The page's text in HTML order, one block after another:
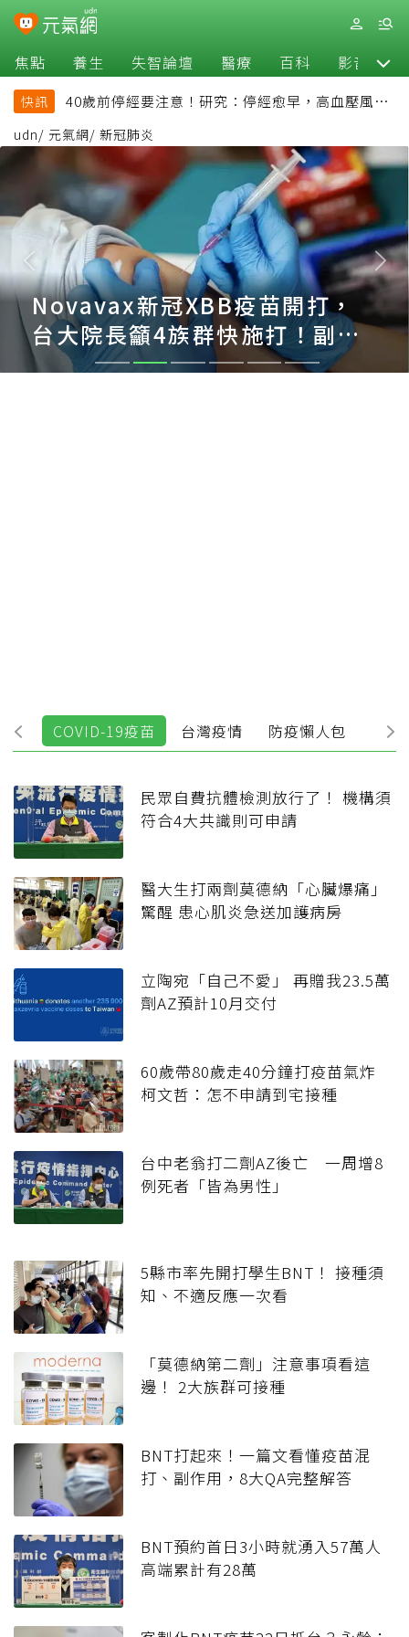
焦點 養生 失智論壇 醫療 百科 影音
快訊
40歲前停經要注意！研究：停經愈早，高血壓風險
恐增加
udn/ 元氣網/ 新冠肺炎
2023XBB新冠疫苗懶人包／
XBB開放全民接種，65歲以上可
獲500元衛教品！5大QA一次看
新 COVID-19疫苗 台灣疫情 防疫懶人包 全
民眾自費抗體檢測放行了！ 機構須
符合4大共識則可申請
醫大生打兩劑莫德納「心臟爆痛」
驚醒 患心肌炎急送加護病房
立陶宛「自己不愛」 再贈我23.5萬
劑AZ預計10月交付
60歲帶80歲走40分鐘打疫苗氣炸
柯文哲：怎不申請到宅接種
台中老翁打二劑AZ後亡 一周增8
例死者「皆為男性」
5縣市率先開打學生BNT！ 接種須
知、不適反應一次看
「莫德納第二劑」注意事項看這
邊！ 2大族群可接種
BNT打起來！一篇文看懂疫苗混
打、副作用，8大QA完整解答
BNT預約首日3小時就湧入57萬人
高端累計有28萬